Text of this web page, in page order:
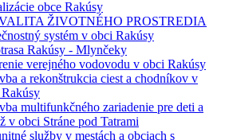
obce Rakúsy
ŽIVOTNÉHO PROSTREDIA
systém v obci Rakúsy
Rakúsy - Mlynčeky
verejného vodovodu v obci Rakúsy
a rekonštrukcia ciest a chodníkov v
Rakúsy
multifunkčného zariadenie pre deti a
v obci Stráne pod Tatrami
služby v mestách a obciach s